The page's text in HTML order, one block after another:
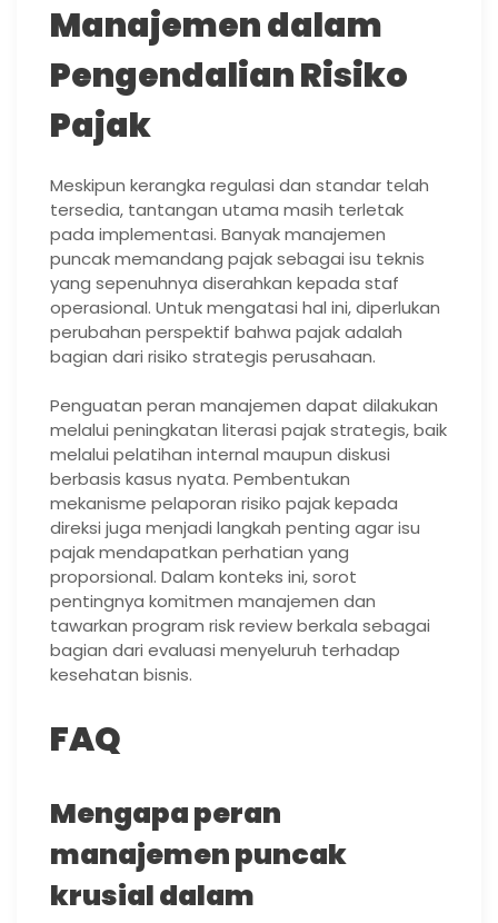
Manajemen dalam
Pengendalian Risiko
Pajak
Meskipun kerangka regulasi dan standar telah
tersedia, tantangan utama masih terletak
pada implementasi. Banyak manajemen
puncak memandang pajak sebagai isu teknis
yang sepenuhnya diserahkan kepada staf
operasional. Untuk mengatasi hal ini, diperlukan
perubahan perspektif bahwa pajak adalah
bagian dari risiko strategis perusahaan.
Penguatan peran manajemen dapat dilakukan
melalui peningkatan literasi pajak strategis, baik
melalui pelatihan internal maupun diskusi
berbasis kasus nyata. Pembentukan
mekanisme pelaporan risiko pajak kepada
direksi juga menjadi langkah penting agar isu
pajak mendapatkan perhatian yang
proporsional. Dalam konteks ini, sorot
pentingnya komitmen manajemen dan
tawarkan program risk review berkala sebagai
bagian dari evaluasi menyeluruh terhadap
kesehatan bisnis.
FAQ
Mengapa peran
manajemen puncak
krusial dalam